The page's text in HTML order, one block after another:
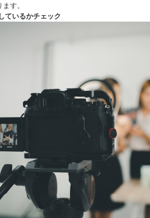
す。
ているかチェック